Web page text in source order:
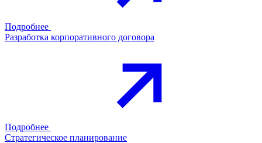
Подробнее
Разработка корпоративного договора
Подробнее
Стратегическое планирование